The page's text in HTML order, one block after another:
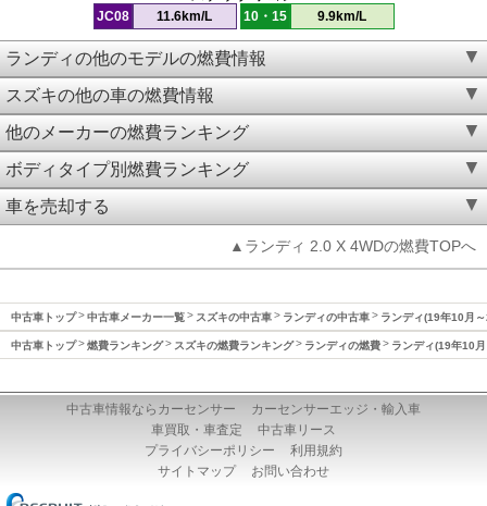
JC08 11.6km/L 10・15 9.9km/L
ランディの他のモデルの燃費情報
スズキの他の車の燃費情報
他のメーカーの燃費ランキング
ボディタイプ別燃費ランキング
車を売却する
▲ランディ 2.0 X 4WDの燃費TOPへ
中古車トップ 中古車メーカー一覧 スズキの中古車 ランディの中古車 ランディ(19年10月
中古車トップ 燃費ランキング スズキの燃費ランキング ランディの燃費 ランディ(19年10
中古車情報ならカーセンサー
カーセンサーエッジ・輸入車
車買取・車査定
中古車リース
プライバシーポリシー
利用規約
サイトマップ
お問い合わせ